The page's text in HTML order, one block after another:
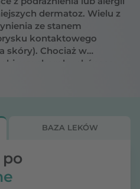
dermatoz. Wielu z
ze stanem
kontaktowego
skóry). Chociaż w
choroby skóry są
czynnika
BAZA LEKÓW